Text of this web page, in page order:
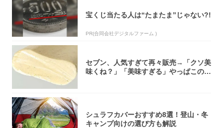
宝くじ当たる人は“たまたま”じゃない?!
PR(合同会社デジタルファーム )
セブン、人気すぎて再々販売→「クソ美
味くね？」「美味すぎる」やっぱこのク
シュラフカバーおすすめ8選！登山・冬
キャンプ向けの選び方も解説